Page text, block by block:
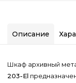
Описание
Шкаф архивный
203-El